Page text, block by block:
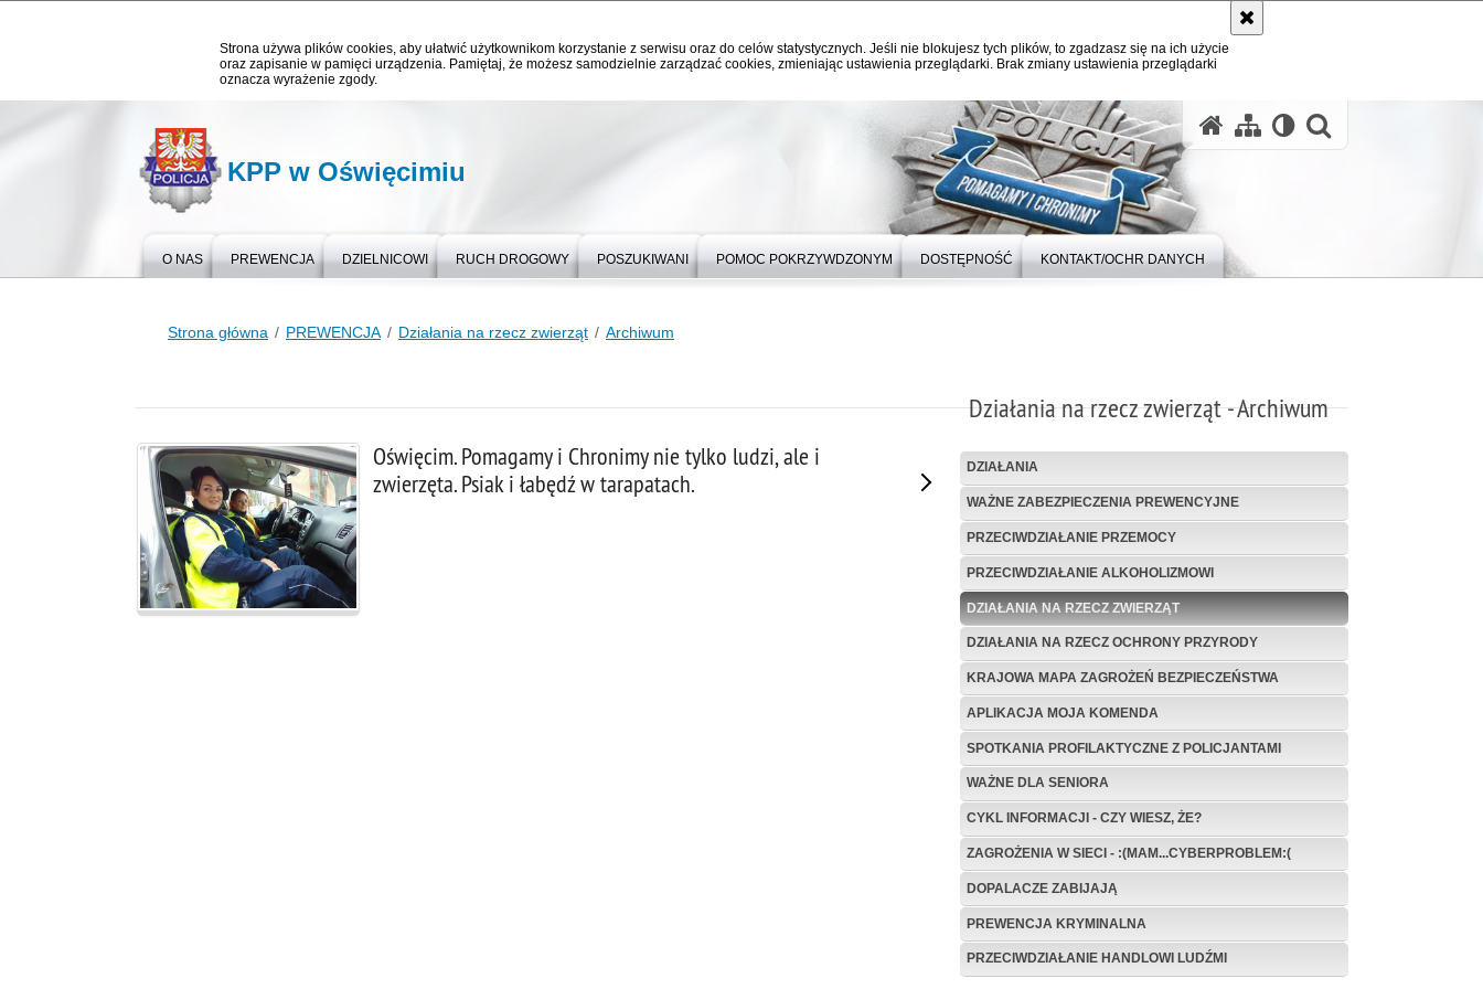
Strona używa plików cookies, aby ułatwić użytkownikom korzystanie z serwisu oraz do celów statystycznych. Jeśli nie blokujesz tych plików, to zgadzasz się na ich użycie
oraz zapisanie w pamięci urządzenia. Pamiętaj, że możesz samodzielnie zarządzać cookies, zmieniając ustawienia przeglądarki. Brak zmiany ustawienia przeglądarki
oznacza wyrażenie zgody.
KPP w Oświęcimiu
O NAS PREWENCJA DZIELNICOWI RUCH DROGOWY POSZUKIWANI POMOC POKRZYWDZONYM DOSTĘPNOŚĆ KONTAKT/OCHR DANYCH
Strona główna PREWENCJA Działania na rzecz zwierząt Archiwum
Działania na rzecz zwierząt - Archiwum
Oświęcim. Pomagamy i Chronimy nie tylko ludzi, ale i
zwierzęta. Psiak i łabędź w tarapatach.
DZIAŁANIA
WAŻNE ZABEZPIECZENIA PREWENCYJNE
PRZECIWDZIAŁANIE PRZEMOCY
PRZECIWDZIAŁANIE ALKOHOLIZMOWI
DZIAŁANIA NA RZECZ ZWIERZĄT
DZIAŁANIA NA RZECZ OCHRONY PRZYRODY
KRAJOWA MAPA ZAGROŻEŃ BEZPIECZEŃSTWA
APLIKACJA MOJA KOMENDA
SPOTKANIA PROFILAKTYCZNE Z POLICJANTAMI
WAŻNE DLA SENIORA
CYKL INFORMACJI - CZY WIESZ, ŻE?
ZAGROŻENIA W SIECI - :(MAM...CYBERPROBLEM:(
DOPALACZE ZABIJAJĄ
PREWENCJA KRYMINALNA
PRZECIWDZIAŁANIE HANDLOWI LUDŹMI